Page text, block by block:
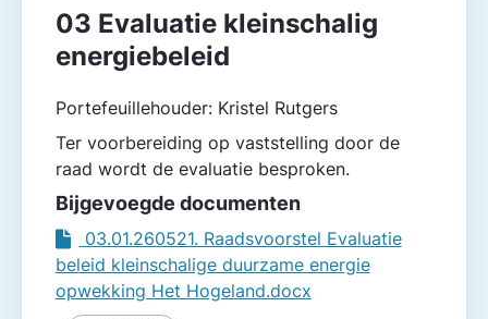
03 Evaluatie kleinschalig
energiebeleid
Portefeuillehouder: Kristel Rutgers
Ter voorbereiding op vaststelling door de
raad wordt de evaluatie besproken.
Bijgevoegde documenten
03.01.260521. Raadsvoorstel Evaluatie
beleid kleinschalige duurzame energie
opwekking Het Hogeland.docx